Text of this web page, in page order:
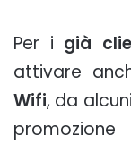
Per i già
attivare
Wifi, da
promozione